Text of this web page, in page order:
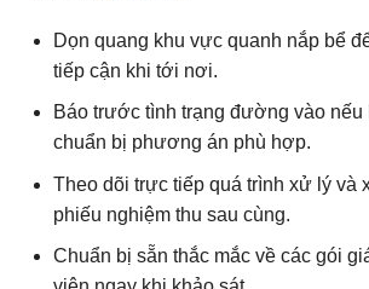
Dọn quang khu vực quanh nắp bể
tiếp cận khi tới nơi.
Báo trước tình trạng đường vào nếu
chuẩn bị phương án phù hợp.
Theo dõi trực tiếp quá trình xử lý và
phiếu nghiệm thu sau cùng.
Chuẩn bị sẵn thắc mắc về các gói